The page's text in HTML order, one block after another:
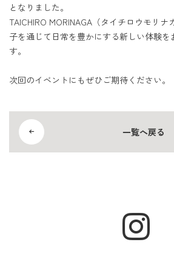
となりました。
TAICHIRO MORINAGA（タイチロウモリ
子を通じて日常を豊かにする新しい体験を
す。
次回のイベントにもぜひご期待ください。
一覧へ戻る